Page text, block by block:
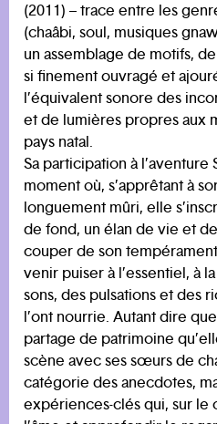
(2011) – trace entre les
(chaâbi, soul, musiques
un assemblage de motifs,
si finement ouvragé et
l’équivalent sonore des
et de lumières propres aux
pays natal.
Sa participation à l’aventure
moment où, s’apprêtant à
longuement mûri, elle
de fond, un élan de vie et
couper de son
venir puiser à l’essentiel, à
sons, des pulsations et des
l’ont nourrie. Autant dire
partage de patrimoine
scène avec ses sœurs de
catégorie des anecdotes,
expériences-clés qui, sur le